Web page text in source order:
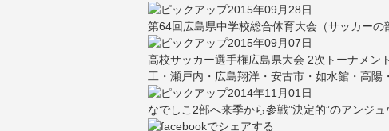
2015年09月28日
第64回広島県中学校総合体育大会（サッカーの
2015年09月07日
高校サッカー選手権広島県大会 2次トーナメン
工・瀬戸内・広島翔洋・安古市・如水館・高陽
2014年11月01日
なでしこ2部へ来季から参戦”決定的”のアンジ